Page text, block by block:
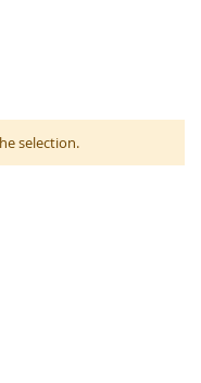
selection.